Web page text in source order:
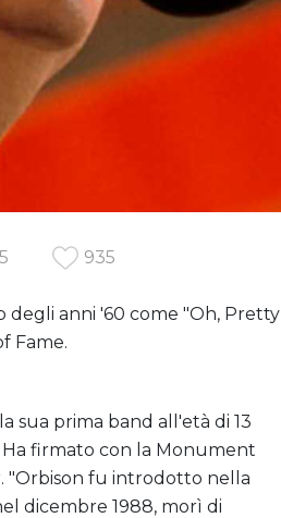
935
anni '60 come "Oh, Pretty
Fame.
sua prima band all'età di 13
Ha firmato con la Monument
"Orbison fu introdotto nella
dicembre 1988, morì di